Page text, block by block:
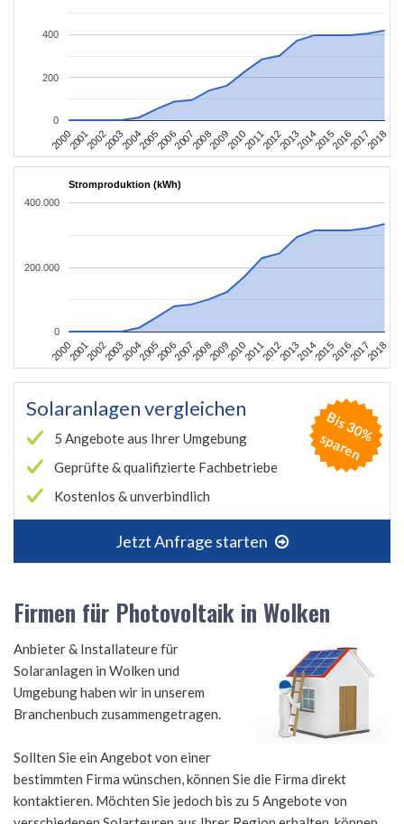
2000200120022003200420052006200720082009201020112012201320142015201620172018
0
200
400
Stromproduktion (kWh)
2000200120022003200420052006200720082009201020112012201320142015201620172018
0
200.000
400.000
Solaranlagen vergleichen
5 Angebote aus Ihrer Umgebung
Geprüfte & qualifizierte Fachbetriebe
Kostenlos & unverbindlich
Jetzt Anfrage starten
B
is
3
0
%
s
p
a
r
e
n
Firmen für Photovoltaik in Wolken
Anbieter & Installateure für
Solaranlagen in Wolken und
Umgebung haben wir in unserem
Branchenbuch zusammengetragen.
Sollten Sie ein Angebot von einer
bestimmten Firma wünschen, können Sie die Firma direkt
kontaktieren. Möchten Sie jedoch bis zu 5 Angebote von